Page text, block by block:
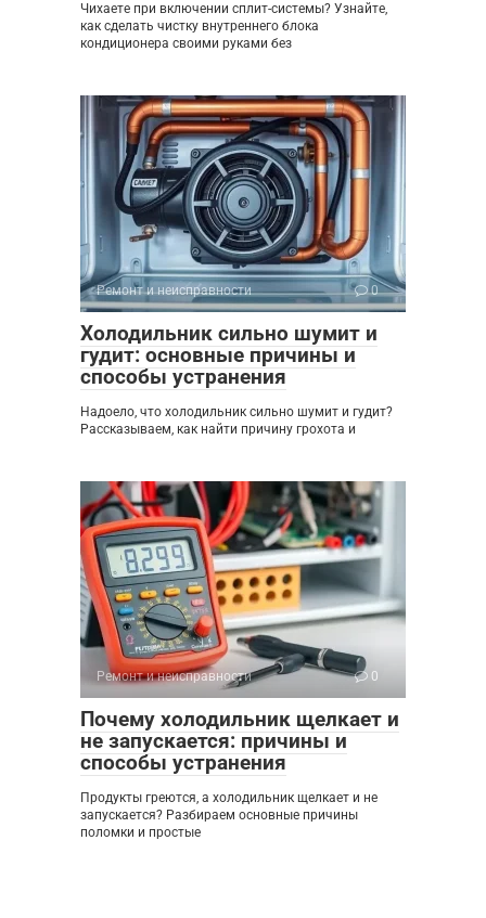
Чихаете при включении сплит-системы? Узнайте,
как сделать чистку внутреннего блока
кондиционера своими руками без
Ремонт и неисправности 0
Холодильник сильно шумит и
гудит: основные причины и
способы устранения
Надоело, что холодильник сильно шумит и гудит?
Рассказываем, как найти причину грохота и
Ремонт и неисправности 0
Почему холодильник щелкает и
не запускается: причины и
способы устранения
Продукты греются, а холодильник щелкает и не
запускается? Разбираем основные причины
поломки и простые